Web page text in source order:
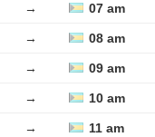
→ 07 am
→ 08 am
→ 09 am
→ 10 am
→ 11 am